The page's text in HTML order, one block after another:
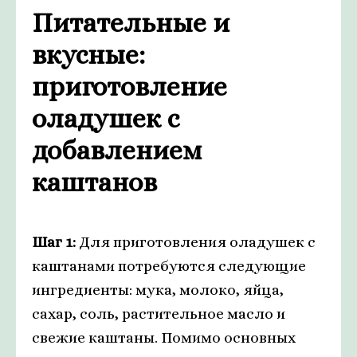
Питательные и
вкусные:
приготовление
оладушек с
добавлением
каштанов
Шаг 1: Для приготовления оладушек с
каштанами потребуются следующие
ингредиенты: мука, молоко, яйца,
сахар, соль, растительное масло и
свежие каштаны. Помимо основных